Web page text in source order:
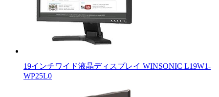
19インチワイド液晶ディスプレイ WINSONIC L19W1-
WP25L0